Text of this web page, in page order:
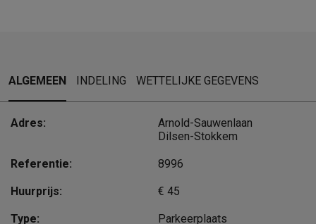
ALGEMEEN INDELING WETTELIJKE GEGEVENS
Adres:
Arnold-Sauwenlaan
Dilsen-Stokkem
Referentie: 8996
Huurprijs: € 45
Type: Parkeerplaats